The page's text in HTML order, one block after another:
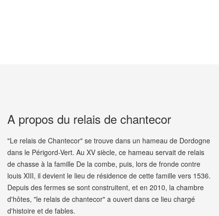
A propos du relais de chantecor
"Le relais de Chantecor" se trouve dans un hameau de Dordogne
dans le Périgord-Vert. Au XV siècle, ce hameau servait de relais
de chasse à la famille De la combe, puis, lors de fronde contre
louis XIII, il devient le lieu de résidence de cette famille vers 1536.
Depuis des fermes se sont construitent, et en 2010, la chambre
d'hôtes, "le relais de chantecor" a ouvert dans ce lieu chargé
d'histoire et de fables.